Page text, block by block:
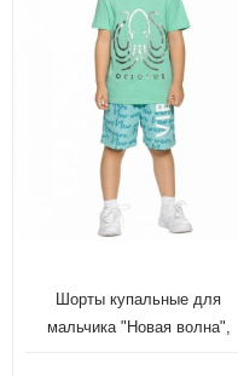
Шорты купальные для
мальчика "Новая волна",